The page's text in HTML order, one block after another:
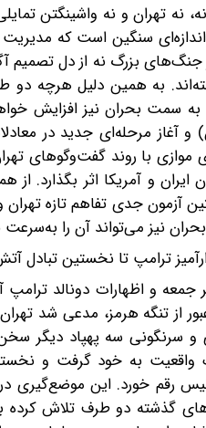
نه تهران و نه واشینگتن
سنگین است که
بزرگ نه از دل تصمیم
به همین دلیل‌ هرچه دو
سمت بحران نیز افزایش
و آغاز مرحله‌ای جدید در
با روند گفت‌وگوهای
ایران و آمریکا اثر بگذارد.
آزمون جدی تفاهم تازه
نیز می‌تواند آن را به‌سرعت
ترامپ تا نخستین تبادل
و اظهارات دونالد
از تنگه هرمز، مدعی شد
سرنگونی سه پهپاد دیگر سخن
به خود گرفت و
رقم خورد. این موضع‌گیری
گذشته دو طرف تلاش کرده